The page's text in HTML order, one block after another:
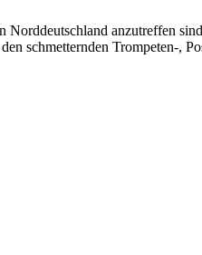
anzutreffen
schmetternden Trompeten-,